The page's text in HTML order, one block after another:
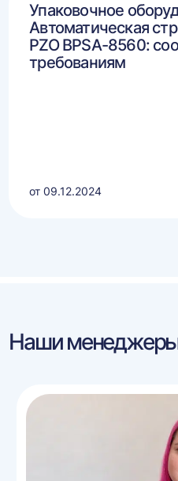
Упаковочное
Автоматическая
PZO BPSA-8560:
требованиям
от 09.12.2024
Наши